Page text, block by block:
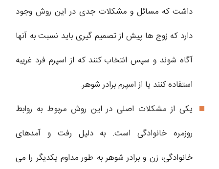
داشت که مسائل و مشکلات جدی در این روش وجود
دارد که زوج ها پیش از تصمیم گیری باید نسبت به آنها
آگاه شوند و سپس انتخاب کنند که از اسپرم فرد غریبه
استفاده کنند یا از اسپرم برادر شوهر.
یکی از مشکلات اصلی در این روش مربوط به روابط
روزمره خانوادگی است. به دلیل رفت و آمدهای
خانوادگی، زن و برادر شوهر به طور مداوم یکدیگر را می